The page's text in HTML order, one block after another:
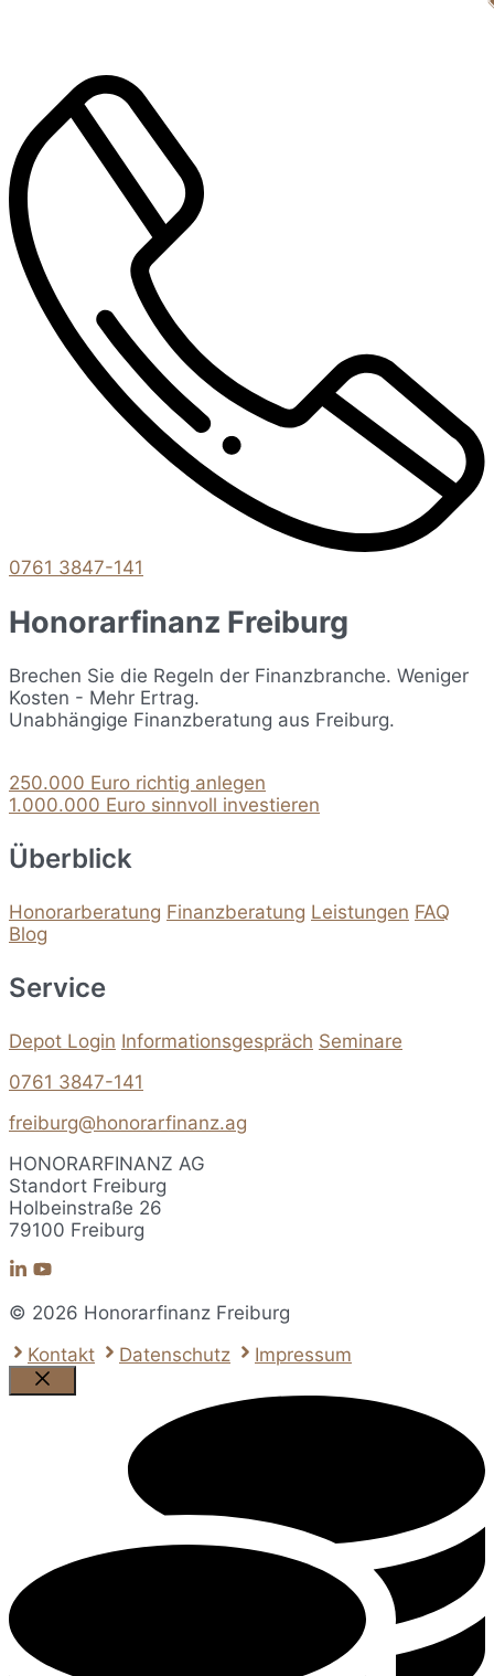
0761 3847-141
Honorarfinanz Freiburg
Brechen Sie die Regeln der Finanzbranche. Weniger
Kosten - Mehr Ertrag.
Unabhängige Finanzberatung aus Freiburg.
250.000 Euro richtig anlegen
1.000.000 Euro sinnvoll investieren
Überblick
Honorarberatung Finanzberatung Leistungen FAQ
Blog
Service
Depot Login Informationsgespräch Seminare
0761 3847-141
freiburg@honorarfinanz.ag
HONORARFINANZ AG
Standort Freiburg
Holbeinstraße 26
79100 Freiburg
© 2026 Honorarfinanz Freiburg
Kontakt
Datenschutz Impressum
Schließen